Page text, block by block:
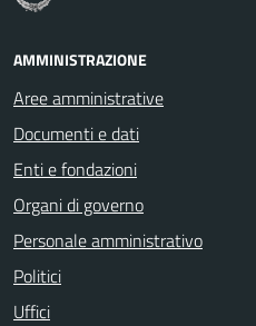
AMMINISTRAZIONE
Aree amministrative
Documenti e dati
Enti e fondazioni
Organi di governo
Personale amministrativo
Politici
Uffici